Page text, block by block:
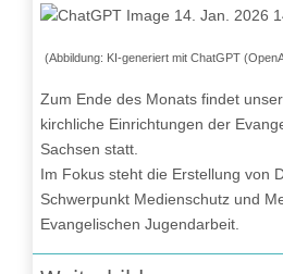
(Abbildung: KI-generiert mit ChatGPT
Zum Ende des Monats findet
kirchliche Einrichtungen der
Sachsen statt.
Im Fokus steht die Erstellung von
Schwerpunkt Medienschutz und
Evangelischen Jugendarbeit.